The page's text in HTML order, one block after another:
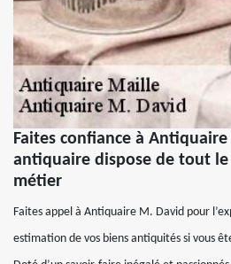
Faites confiance à
antiquaire dispose de tout
métier
Faites appel à Antiquaire M. David pour
estimation de vos biens antiquités si vous